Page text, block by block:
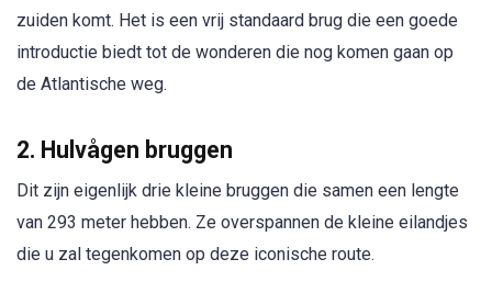
zuiden komt. Het is een vrij standaard brug die een goede
introductie biedt tot de wonderen die nog komen gaan op
de Atlantische weg.
2. Hulvågen bruggen
Dit zijn eigenlijk drie kleine bruggen die samen een lengte
van 293 meter hebben. Ze overspannen de kleine eilandjes
die u zal tegenkomen op deze iconische route.